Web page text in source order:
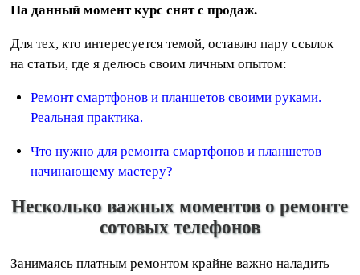
На данный момент курс снят с продаж.
Для тех, кто интересуется темой, оставлю пару ссылок
на статьи, где я делюсь своим личным опытом:
Ремонт смартфонов и планшетов своими руками.
Реальная практика.
Что нужно для ремонта смартфонов и планшетов
начинающему мастеру?
Несколько важных моментов о ремонте
сотовых телефонов
Занимаясь платным ремонтом крайне важно наладить